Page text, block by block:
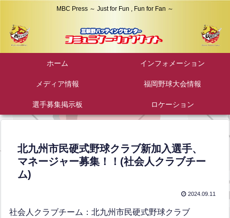
MBC Press ～ Just for Fun , Fun for Fan ～
ホーム インフォメーション
メディア情報 福岡野球大会情報
選手募集掲示板 ロケーション
北九州市民硬式野球クラブ新加入選手、
マネージャー募集！！(社会人クラブチー
ム)
2024.09.11
社会人クラブチーム：北九州市民硬式野球クラブ